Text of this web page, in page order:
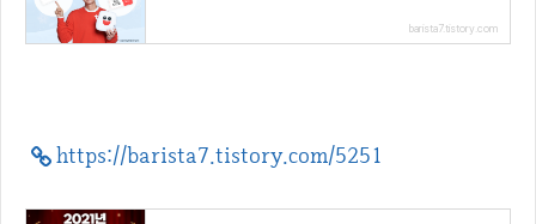
barista7.tistory.com
https://barista7.tistory.com/5251